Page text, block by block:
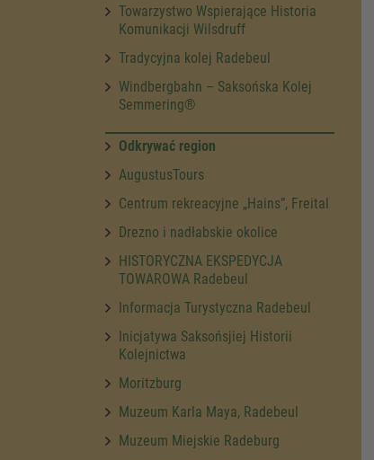
Towarzystwo Wspierające Historia
Komunikacji Wilsdruff
Tradycyjna kolej Radebeul
Windbergbahn – Saksońska Kolej
Semmering®
Odkrywać region
AugustusTours
Centrum rekreacyjne „Hains”, Freital
Drezno i nadłabskie okolice
HISTORYCZNA EKSPEDYCJA
TOWAROWA Radebeul
Informacja Turystyczna Radebeul
Inicjatywa Saksońsjiej Historii
Kolejnictwa
Moritzburg
Muzeum Karla Maya, Radebeul
Muzeum Miejskie Radeburg